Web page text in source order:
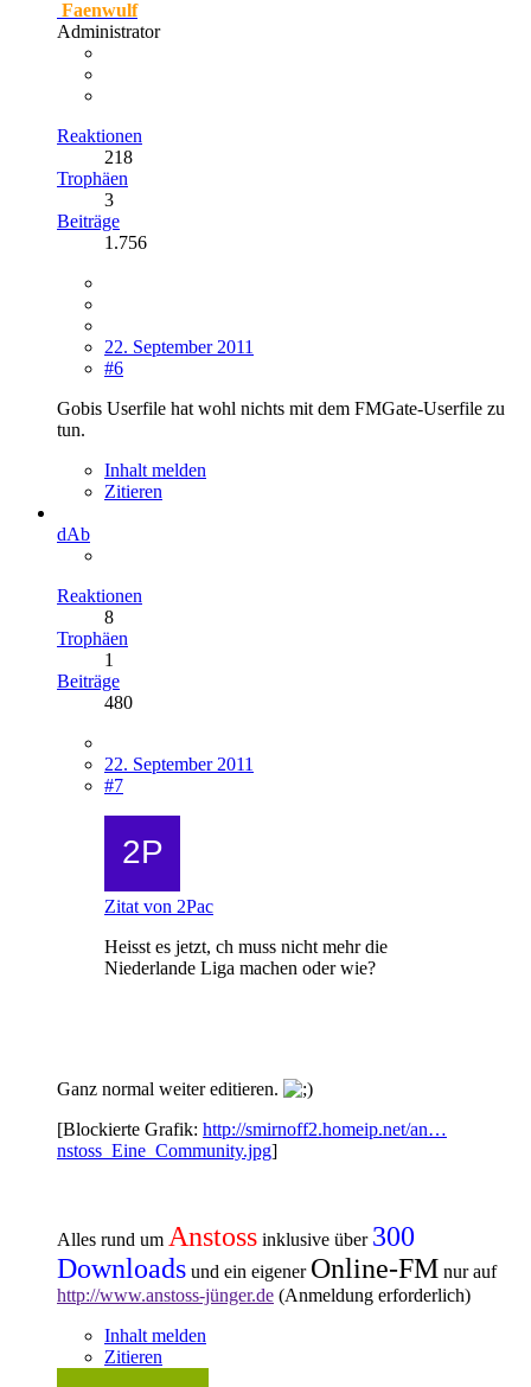
Faenwulf
Administrator
Reaktionen
218
Trophäen
3
Beiträge
1.756
22. September 2011
#6
Gobis Userfile hat wohl nichts mit dem FMGate-Userfile zu
tun.
Inhalt melden
Zitieren
dAb
Reaktionen
8
Trophäen
1
Beiträge
480
22. September 2011
#7
Zitat von 2Pac
Heisst es jetzt, ch muss nicht mehr die
Niederlande Liga machen oder wie?
Ganz normal weiter editieren.
[Blockierte Grafik: http://smirnoff2.homeip.net/an…
nstoss_Eine_Community.jpg]
Alles rund um Anstoss inklusive über 300
Downloads und ein eigener Online-FM nur auf
http://www.anstoss-jünger.de (Anmeldung erforderlich)
Inhalt melden
Zitieren